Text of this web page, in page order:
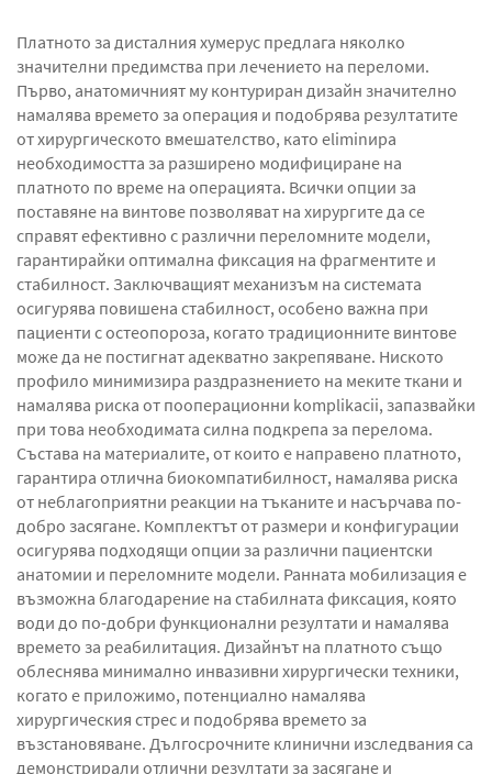
Платното за дисталния хумерус предлага няколко
значителни предимства при лечението на переломи.
Първо, анатомичният му контуриран дизайн значително
намалява времето за операция и подобрява резултатите
от хирургическото вмешателство, като eliminира
необходимостта за разширено модифициране на
платното по време на операцията. Всички опции за
поставяне на винтове позволяват на хирургите да се
справят ефективно с различни переломните модели,
гарантирайки оптимална фиксация на фрагментите и
стабилност. Заключващият механизъм на системата
осигурява повишена стабилност, особено важна при
пациенти с остеопороза, когато традиционните винтове
може да не постигнат адекватно закрепяване. Ниското
профило минимизира раздразнението на меките ткани и
намалява риска от пооперационни komplikacii, запазвайки
при това необходимата силна подкрепа за перелома.
Състава на материалите, от които е направено платното,
гарантира отлична биокомпатибилност, намалява риска
от неблагоприятни реакции на тъканите и насърчава по-
добро засягане. Комплектът от размери и конфигурации
осигурява подходящи опции за различни пациентски
анатомии и переломните модели. Ранната мобилизация е
възможна благодарение на стабилната фиксация, която
води до по-добри функционални резултати и намалява
времето за реабилитация. Дизайнът на платното също
облеснява минимално инвазивни хирургически техники,
когато е приложимо, потенциално намалява
хирургическия стрес и подобрява времето за
възстановяване. Дългосрочните клинични изследвания са
демонстрирали отлични резултати за засягане и